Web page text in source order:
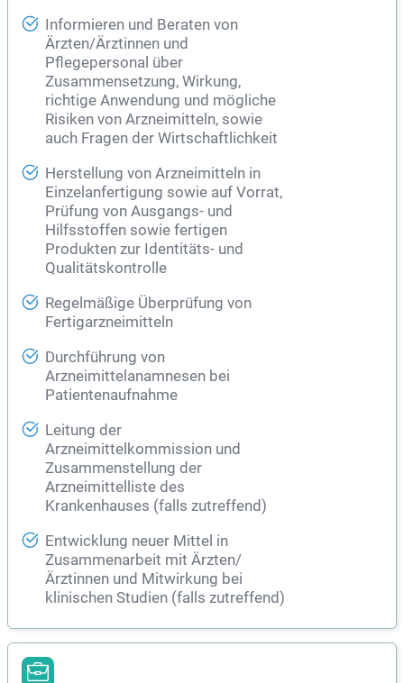
Informieren und Beraten von
Ärzten/Ärztinnen und
Pflegepersonal über
Zusammensetzung, Wirkung,
richtige Anwendung und mögliche
Risiken von Arzneimitteln, sowie
auch Fragen der Wirtschaftlichkeit
Herstellung von Arzneimitteln in
Einzelanfertigung sowie auf Vorrat,
Prüfung von Ausgangs- und
Hilfsstoffen sowie fertigen
Produkten zur Identitäts- und
Qualitätskontrolle
Regelmäßige Überprüfung von
Fertigarzneimitteln
Durchführung von
Arzneimittelanamnesen bei
Patientenaufnahme
Leitung der
Arzneimittelkommission und
Zusammenstellung der
Arzneimittelliste des
Krankenhauses (falls zutreffend)
Entwicklung neuer Mittel in
Zusammenarbeit mit Ärzten/
Ärztinnen und Mitwirkung bei
klinischen Studien (falls zutreffend)